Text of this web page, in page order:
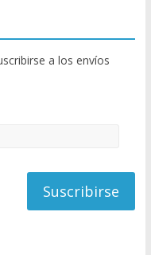
a los envíos